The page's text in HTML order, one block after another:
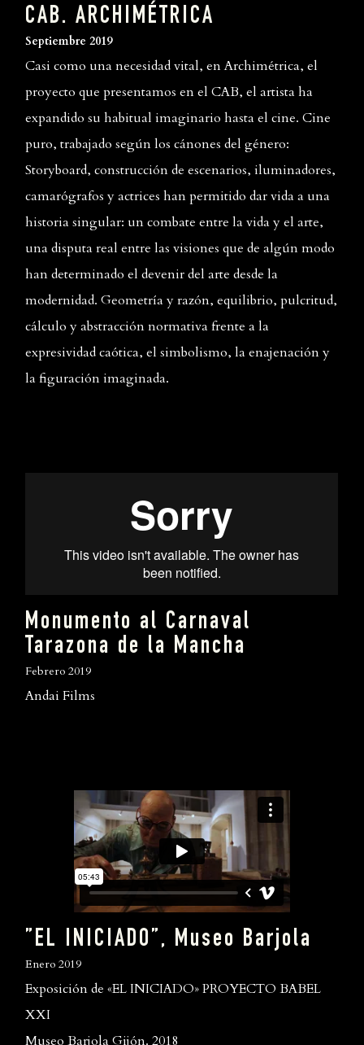
CAB.ARCHIMÉTRICA
Septiembre 2019
Casi como una necesidad vital, en Archimétrica, el
proyecto que presentamos en el CAB, el artista ha
expandido su habitual imaginario hasta el cine. Cine
puro, trabajado según los cánones del género:
Storyboard, construcción de escenarios, iluminadores,
camarógrafos y actrices han permitido dar vida a una
historia singular: un combate entre la vida y el arte,
una disputa real entre las visiones que de algún modo
han determinado el devenir del arte desde la
modernidad. Geometría y razón, equilibrio, pulcritud,
cálculo y abstracción normativa frente a la
expresividad caótica, el simbolismo, la enajenación y
la figuración imaginada.
Monumento al Carnaval
Tarazona de la Mancha
Febrero 2019
Andai Films
”EL INICIADO”, Museo Barjola
Enero 2019
Exposición de «EL INICIADO» PROYECTO BABEL
XXI
Museo Barjola Gijón. 2018